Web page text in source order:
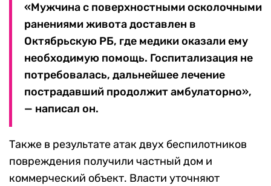
«Мужчина с поверхностными осколочными
ранениями живота доставлен в
Октябрьскую РБ, где медики оказали ему
необходимую помощь. Госпитализация не
потребовалась, дальнейшее лечение
пострадавший продолжит амбулаторно»,
— написал он.
Также в результате атак двух беспилотников
повреждения получили частный дом и
коммерческий объект. Власти уточняют